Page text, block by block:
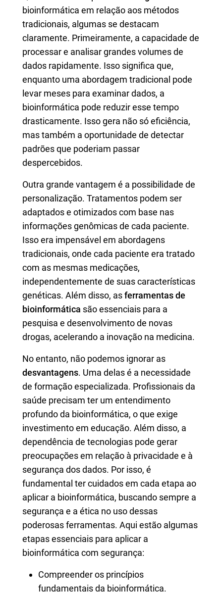
bioinformática em relação aos métodos
tradicionais, algumas se destacam
claramente. Primeiramente, a capacidade de
processar e analisar grandes volumes de
dados rapidamente. Isso significa que,
enquanto uma abordagem tradicional pode
levar meses para examinar dados, a
bioinformática pode reduzir esse tempo
drasticamente. Isso gera não só eficiência,
mas também a oportunidade de detectar
padrões que poderiam passar
despercebidos.
Outra grande vantagem é a possibilidade de
personalização. Tratamentos podem ser
adaptados e otimizados com base nas
informações genômicas de cada paciente.
Isso era impensável em abordagens
tradicionais, onde cada paciente era tratado
com as mesmas medicações,
independentemente de suas características
genéticas. Além disso, asferramentas de
bioinformática são essenciais para a
pesquisa e desenvolvimento de novas
drogas, acelerando a inovação na medicina.
No entanto, não podemos ignorar as
desvantagens. Uma delas é a necessidade
de formação especializada. Profissionais da
saúde precisam ter um entendimento
profundo da bioinformática, o que exige
investimento em educação. Além disso, a
dependência de tecnologias pode gerar
preocupações em relação à privacidade e à
segurança dos dados. Por isso, é
fundamental ter cuidados em cada etapa ao
aplicar a bioinformática, buscando sempre a
segurança e a ética no uso dessas
poderosas ferramentas. Aqui estão algumas
etapas essenciais para aplicar a
bioinformática com segurança:
Compreender os princípios
fundamentais da bioinformática.